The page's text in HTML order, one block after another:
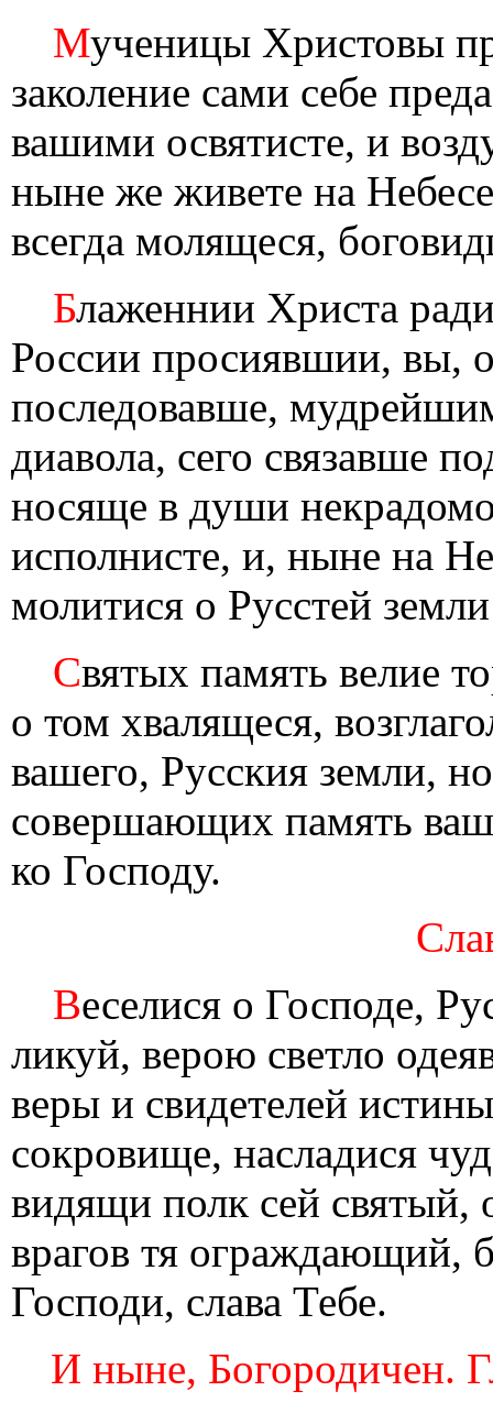
Мученицы Христовы
заколение сами себе
вашими освятисте, и
ныне же живете на
всегда молящеся,
Блаженнии Христа
России просиявшии, вы,
последовавше,
диавола, сего связавше
носяще в души
исполнисте, и, ныне на
молитися о Русстей
Святых память велие
о том хвалящеся,
вашего, Русския земли,
совершающих память
ко Господу.
Веселися о Господе,
ликуй, верою светло
веры и свидетелей
сокровище, насладися
видящи полк сей
врагов тя ограждающий,
Господи, слава Тебе.
И ныне, Богородичен.